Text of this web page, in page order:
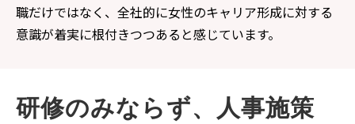
職だけではなく、全社的に女性のキャリア形成に対する
意識が着実に根付きつつあると感じています。
研修のみならず、人事施策